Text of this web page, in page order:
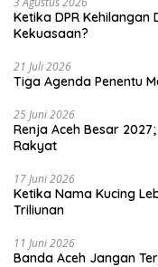
Ketika DPR
Kekuasaan?
21 Juli 2026
Tiga Agenda Penentu
25 Juni 2026
Renja Aceh Besar
Rakyat
17 Juni 2026
Ketika Nama Kucing
Triliunan
11 Juni 2026
Banda Aceh Jangan